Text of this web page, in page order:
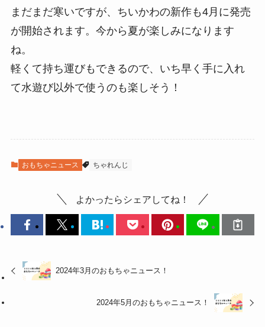
まだまだ寒いですが、ちいかわの新作も4月に発売
が開始されます。今から夏が楽しみになります
ね。
軽くて持ち運びもできるので、いち早く手に入れ
て水遊び以外で使うのも楽しそう！
おもちゃニュース ちゃれんじ
よかったらシェアしてね！
2024年3月のおもちゃニュース！
2024年5月のおもちゃニュース！